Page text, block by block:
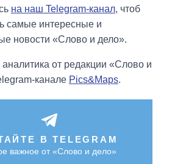
на наш Telegram-канал, чтоб
самые интересные и
новости «Слово и дело».
аналитика от редакции «Слово и
канале Pics&Maps.
В TELEGRAM
важное от «Слово и дело»